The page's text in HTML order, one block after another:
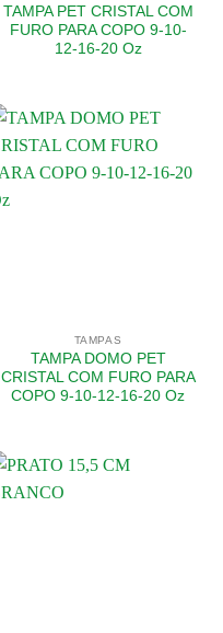
TAMPA PET CRISTAL COM
FURO PARA COPO 9-10-
12-16-20 Oz
TAMPAS
TAMPA DOMO PET
CRISTAL COM FURO PARA
COPO 9-10-12-16-20 Oz